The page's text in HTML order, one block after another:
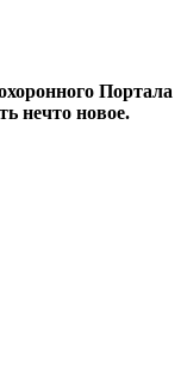
Портала
нечто новое.